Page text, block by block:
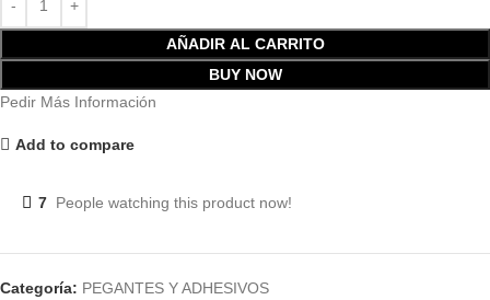
AÑADIR AL CARRITO
BUY NOW
Pedir Más Información
Add to compare
7 People watching this product now!
Categoría: PEGANTES Y ADHESIVOS